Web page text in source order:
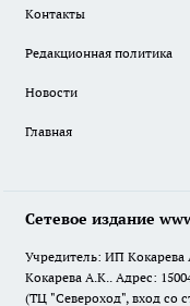
Контакты
Редакционная политика
Новости
Главная
Сетевое издание
Учредитель: ИП Кокарева
Кокарева А.К.. Адрес:
(ТЦ "Североход", вход со